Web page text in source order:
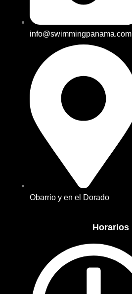
info@swimmingpanama.com
Obarrio y en el Dorado
Horarios